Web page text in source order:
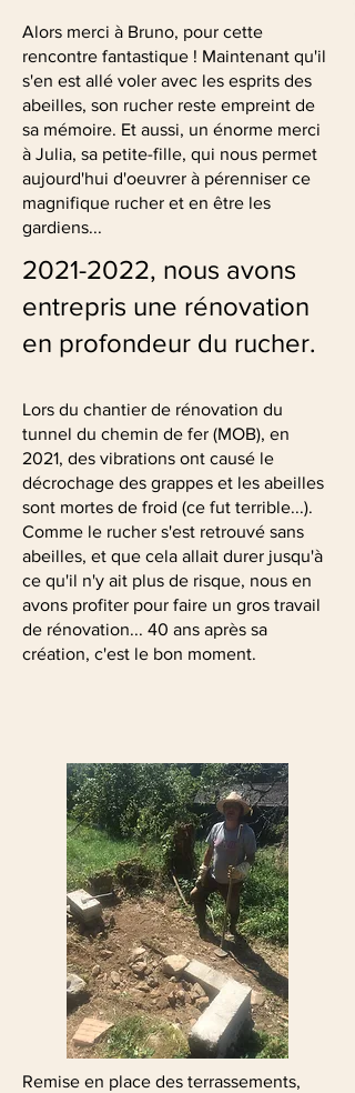
Alors merci à Bruno, pour cette
rencontre fantastique ! Maintenant qu'il
s'en est allé voler avec les esprits des
abeilles, son rucher reste empreint de
sa mémoire. Et aussi, un énorme merci
à Julia, sa petite-fille, qui nous permet
aujourd'hui d'oeuvrer à pérenniser ce
magnifique rucher et en être les
gardiens...
2021-2022, nous avons
entrepris une rénovation
en profondeur du rucher.
Lors du chantier de rénovation du
tunnel du chemin de fer (MOB), en
2021, des vibrations ont causé le
décrochage des grappes et les abeilles
sont mortes de froid (ce fut terrible...).
Comme le rucher s'est retrouvé sans
abeilles, et que cela allait durer jusqu'à
ce qu'il n'y ait plus de risque, nous en
avons profiter pour faire un gros travail
de rénovation... 40 ans après sa
création, c'est le bon moment.
Remise en place des terrassements,